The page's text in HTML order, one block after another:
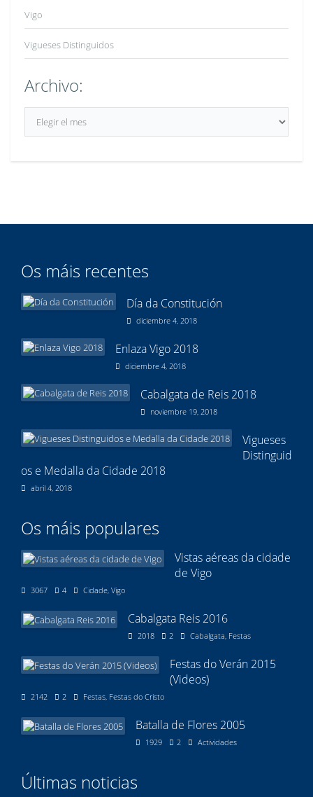
Vigo
Vigueses Distinguidos
Archivo:
Os máis recentes
Día da Constitución
diciembre 4, 2018
Enlaza Vigo 2018
diciembre 4, 2018
Cabalgata de Reis 2018
noviembre 19, 2018
Vigueses
Distinguid
os e Medalla da Cidade 2018
abril 4, 2018
Os máis populares
Vistas aéreas da cidade
de Vigo
3067 4 Cidade Vigo
Cabalgata Reis 2016
2018 2 Cabalgata Festas
Festas do Verán 2015
(Videos)
2142 2 Festas Festas do Cristo
Batalla de Flores 2005
1929 2 Actividades
Últimas noticias